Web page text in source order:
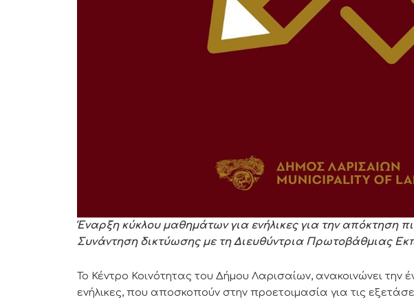
Έναρξη κύκλου μαθημάτων για ενήλικες για την απόκτηση
Συνάντηση δικτύωσης με τη Διευθύντρια Πρωτοβάθμιας
Το Κέντρο Κοινότητας του Δήμου Λαρισαίων, ανακοινώνει την
ενήλικες, που αποσκοπούν στην προετοιμασία για τις